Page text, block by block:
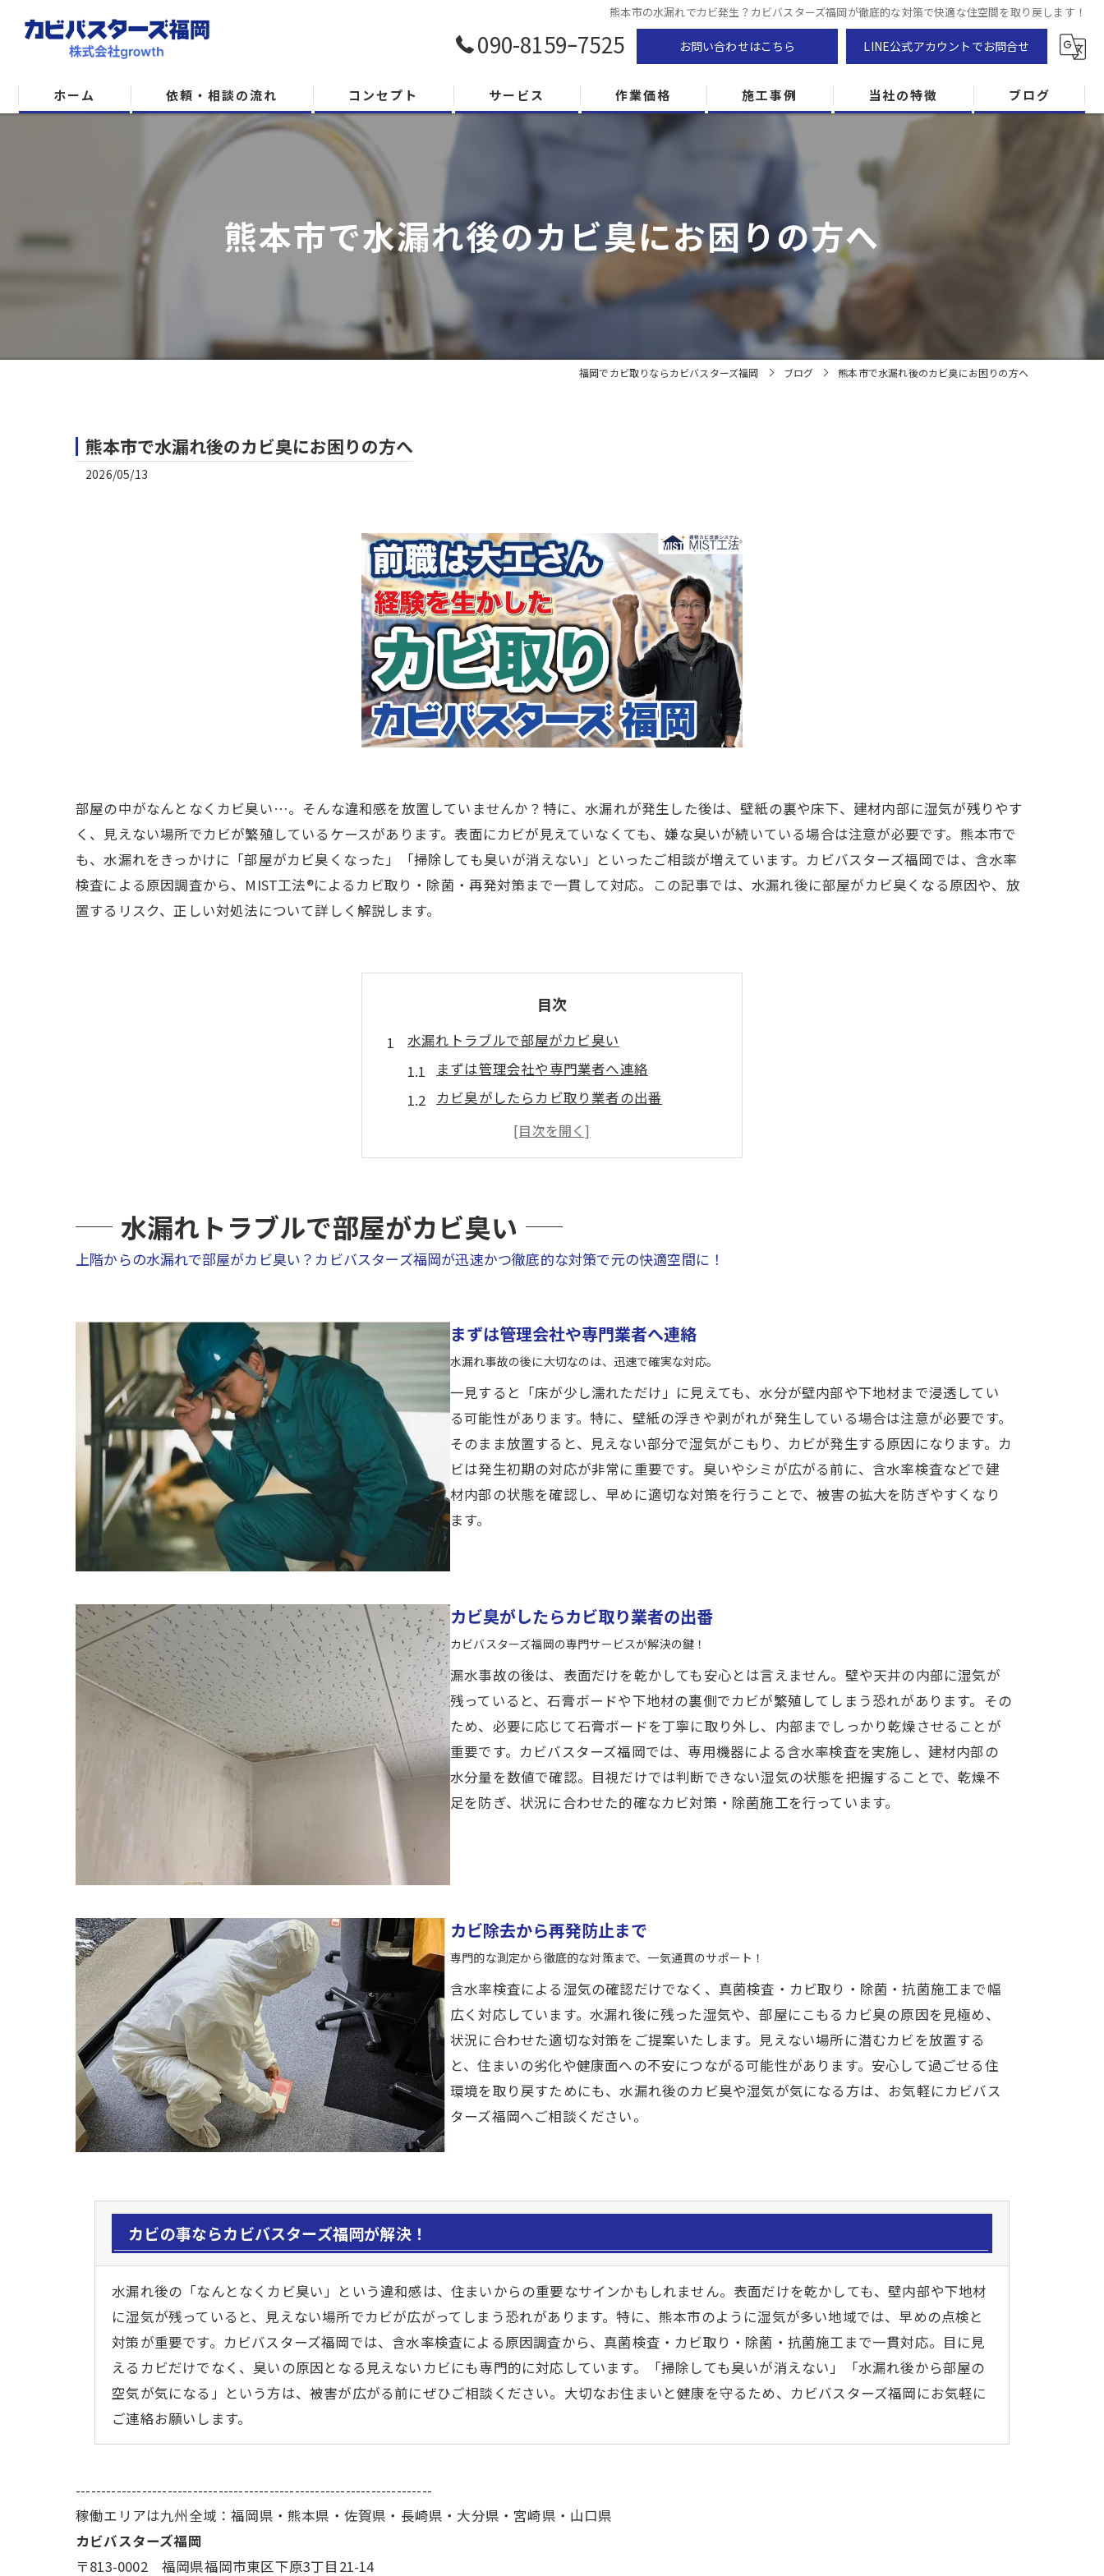
熊本市の水漏れでカビ発生？カビバスターズ福岡が徹底的な対策で快適な住空間を取り戻します！
090-8159ｰ7525 お問い合わせはこちら LINE公式アカウントでお問合せ
ホーム 依頼・相談の流れ コンセプト サービス 作業価格 施工事例 当社の特徴
防カビ
カビ専門
ZEH住宅
カビ検査
ブログ
熊本市で水漏れ後のカビ臭にお困りの方へ
福岡でカビ取りならカビバスターズ福岡 ブログ 熊本市で水漏れ後のカビ臭にお困りの方へ
熊本市で水漏れ後のカビ臭にお困りの方へ
2026/05/13
部屋の中がなんとなくカビ臭い…。そんな違和感を放置していませんか？特に、水漏れが発生した後は、壁紙の裏や床下、建材内部に湿気が残りやす
く、見えない場所でカビが繁殖しているケースがあります。表面にカビが見えていなくても、嫌な臭いが続いている場合は注意が必要です。熊本市で
も、水漏れをきっかけに「部屋がカビ臭くなった」「掃除しても臭いが消えない」といったご相談が増えています。カビバスターズ福岡では、含水率
検査による原因調査から、MIST工法®によるカビ取り・除菌・再発対策まで一貫して対応。この記事では、水漏れ後に部屋がカビ臭くなる原因や、放
置するリスク、正しい対処法について詳しく解説します。
目次
水漏れトラブルで部屋がカビ臭い
まずは管理会社や専門業者へ連絡
カビ臭がしたらカビ取り業者の出番
カビ除去から再発防止まで
カビの事ならカビバスターズ福岡が解決！
水漏れトラブルで部屋がカビ臭い
上階からの水漏れで部屋がカビ臭い？カビバスターズ福岡が迅速かつ徹底的な対策で元の快適空間に！
まずは管理会社や専門業者へ連絡
水漏れ事故の後に大切なのは、迅速で確実な対応。
一見すると「床が少し濡れただけ」に見えても、水分が壁内部や下地材まで浸透してい
る可能性があります。特に、壁紙の浮きや剥がれが発生している場合は注意が必要です。
そのまま放置すると、見えない部分で湿気がこもり、カビが発生する原因になります。カ
ビは発生初期の対応が非常に重要です。臭いやシミが広がる前に、含水率検査などで建
材内部の状態を確認し、早めに適切な対策を行うことで、被害の拡大を防ぎやすくなり
ます。
カビ臭がしたらカビ取り業者の出番
カビバスターズ福岡の専門サービスが解決の鍵！
漏水事故の後は、表面だけを乾かしても安心とは言えません。壁や天井の内部に湿気が
残っていると、石膏ボードや下地材の裏側でカビが繁殖してしまう恐れがあります。その
ため、必要に応じて石膏ボードを丁寧に取り外し、内部までしっかり乾燥させることが
重要です。カビバスターズ福岡では、専用機器による含水率検査を実施し、建材内部の
水分量を数値で確認。目視だけでは判断できない湿気の状態を把握することで、乾燥不
足を防ぎ、状況に合わせた的確なカビ対策・除菌施工を行っています。
カビ除去から再発防止まで
専門的な測定から徹底的な対策まで、一気通貫のサポート！
含水率検査による湿気の確認だけでなく、真菌検査・カビ取り・除菌・抗菌施工まで幅
広く対応しています。水漏れ後に残った湿気や、部屋にこもるカビ臭の原因を見極め、
状況に合わせた適切な対策をご提案いたします。見えない場所に潜むカビを放置する
と、住まいの劣化や健康面への不安につながる可能性があります。安心して過ごせる住
環境を取り戻すためにも、水漏れ後のカビ臭や湿気が気になる方は、お気軽にカビバス
ターズ福岡へご相談ください。
カビの事ならカビバスターズ福岡が解決！
水漏れ後の「なんとなくカビ臭い」という違和感は、住まいからの重要なサインかもしれません。表面だけを乾かしても、壁内部や下地材
に湿気が残っていると、見えない場所でカビが広がってしまう恐れがあります。特に、熊本市のように湿気が多い地域では、早めの点検と
対策が重要です。カビバスターズ福岡では、含水率検査による原因調査から、真菌検査・カビ取り・除菌・抗菌施工まで一貫対応。目に見
えるカビだけでなく、臭いの原因となる見えないカビにも専門的に対応しています。「掃除しても臭いが消えない」「水漏れ後から部屋の
空気が気になる」という方は、被害が広がる前にぜひご相談ください。大切なお住まいと健康を守るため、カビバスターズ福岡にお気軽に
ご連絡お願いします。
----------------------------------------------------------------------
稼働エリアは九州全域：福岡県・熊本県・佐賀県・長崎県・大分県・宮崎県・山口県
カビバスターズ福岡
〒813-0002 福岡県福岡市東区下原3丁目21-14